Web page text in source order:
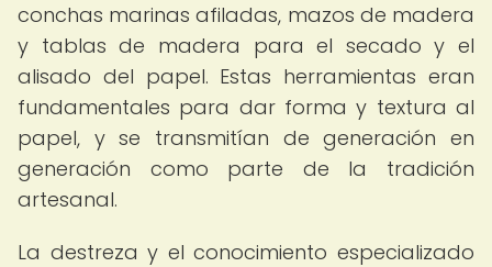
conchas marinas afiladas, mazos de madera
y tablas de madera para el secado y el
alisado del papel. Estas herramientas eran
fundamentales para dar forma y textura al
papel, y se transmitían de generación en
generación como parte de la tradición
artesanal.
La destreza y el conocimiento especializado